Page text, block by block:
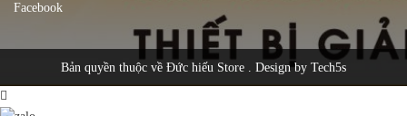
Facebook
Bản quyền thuộc về Đức hiếu Store . Design by Tech5s